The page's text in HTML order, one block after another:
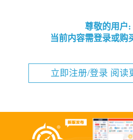
尊敬的用户:
当前内容需登录或购
立即注册/登录 阅读